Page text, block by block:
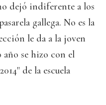
dejó indiferente a los
gallega. No es la
le da a la joven
año se hizo con el
de la escuela